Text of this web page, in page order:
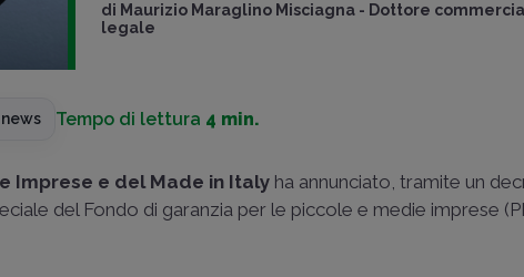
di Maurizio Maraglino Misciagna - Dottore
legale
Tempo di lettura 4 min.
Imprese e del Made in Italy ha annunciato, tramite un
del Fondo di garanzia per le piccole e medie imprese